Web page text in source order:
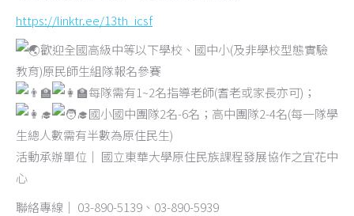
https://linktr.ee/13th_icsf
歡迎全國高級中等以下學校、國中小(及非學校型態實驗
教育)原民師生組隊報名參賽
每隊需有1~2名指導老師(耆老或家長亦可)；
國小國中團隊2名-6名；高中團隊2-4名(每一隊學
生總人數需有半數為原住民生)
活動承辦單位｜ 國立東華大學原住民族課程發展協作之宜花中
心
聯絡專線｜ 03-890-5139、03-890-5939